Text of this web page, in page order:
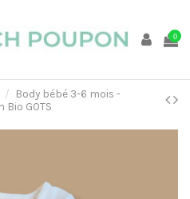
0
Body bébé 3-6 mois -
GOTS